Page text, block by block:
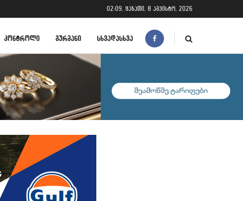
02:09, შაბათი, 8 აგვისტო, 2026
ᲙᲝᲜᲢᲠᲝᲚᲘ ᲒᲣᲠᲛᲐᲜᲘ ᲡᲮᲕᲐᲓᲐᲡᲮᲕᲐ